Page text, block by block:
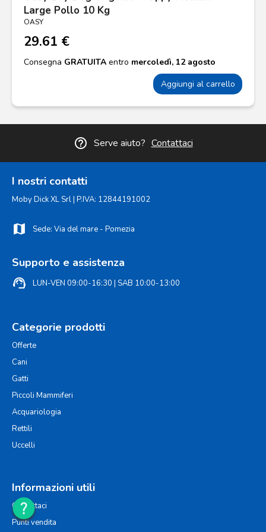
Large Pollo 10 Kg
OASY
29.61 €
Consegna GRATUITA entro mercoledì, 12 agosto
Aggiungi al carrello
help_outline Serve aiuto? Contattaci
I nostri contatti
Moby Dick XL Srl | P.IVA: 12844191002
map Sede: Via del mare - Pomezia
Supporto e assistenza
support_agent LUN-VEN 09:00-16:30 | SAB 10:00-13:00
Categorie prodotti
Offerte
Cani
Gatti
Piccoli Mammiferi
Acquariologia
Rettili
Uccelli
Informazioni utili
Contattaci
Punti vendita